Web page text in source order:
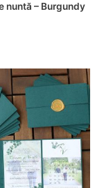
nuntă – Burgundy